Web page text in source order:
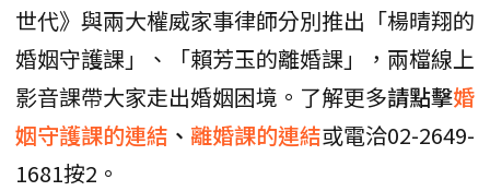
世代》與兩大權威家事律師分別推出「楊晴翔的
婚姻守護課」、「賴芳玉的離婚課」，兩檔線上
影音課帶大家走出婚姻困境。了解更多請點擊婚
姻守護課的連結 、 離婚課的連結或電洽02-2649-
1681按2。